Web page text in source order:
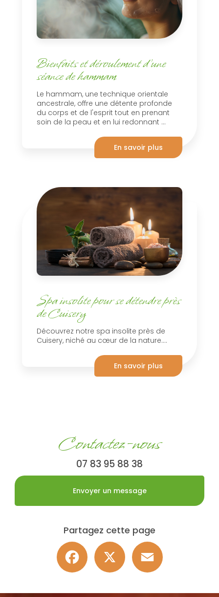
Bienfaits et déroulement d’une
séance de hammam
Le hammam, une technique orientale
ancestrale, offre une détente profonde
du corps et de l'esprit tout en prenant
soin de la peau et en lui redonnant ...
En savoir plus
Spa insolite pour se détendre près
de Cuisery
Découvrez notre spa insolite près de
Cuisery, niché au cœur de la nature....
En savoir plus
Contactez-nous
07 83 95 88 38
Envoyer un message
Partagez cette page
Facebook